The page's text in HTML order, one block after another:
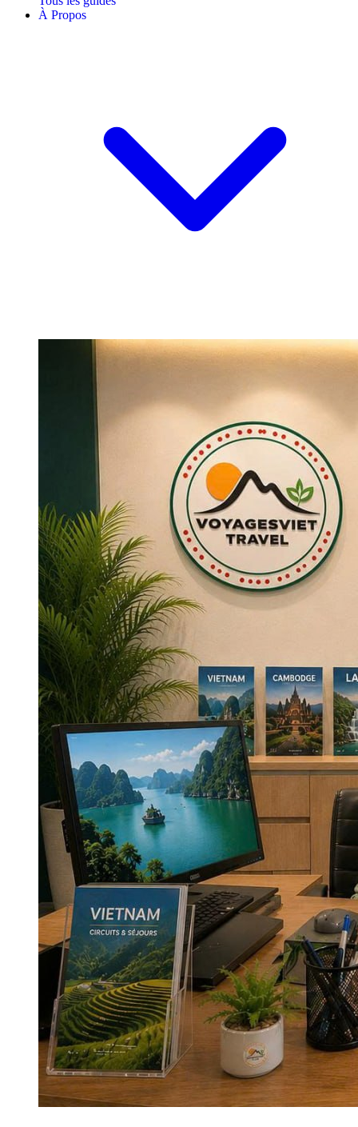
À Propos